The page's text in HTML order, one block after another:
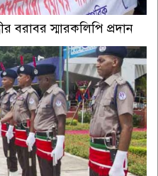
বরাবর স্মারকলিপি প্রদান